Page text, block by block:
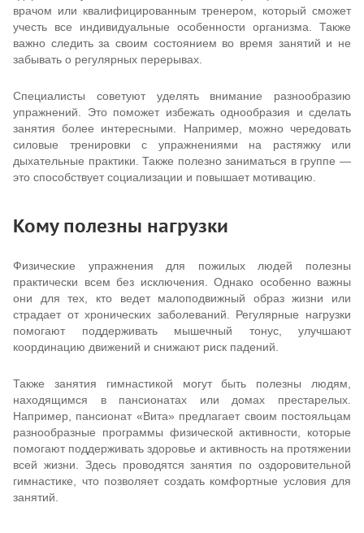
врачом или квалифицированным тренером, который сможет
учесть все индивидуальные особенности организма. Также
важно следить за своим состоянием во время занятий и не
забывать о регулярных перерывах.
Специалисты советуют уделять внимание разнообразию
упражнений. Это поможет избежать однообразия и сделать
занятия более интересными. Например, можно чередовать
силовые тренировки с упражнениями на растяжку или
дыхательные практики. Также полезно заниматься в группе —
это способствует социализации и повышает мотивацию.
Кому полезны нагрузки
Физические упражнения для пожилых людей полезны
практически всем без исключения. Однако особенно важны
они для тех, кто ведет малоподвижный образ жизни или
страдает от хронических заболеваний. Регулярные нагрузки
помогают поддерживать мышечный тонус, улучшают
координацию движений и снижают риск падений.
Также занятия гимнастикой могут быть полезны людям,
находящимся в пансионатах или домах престарелых.
Например, пансионат «Вита» предлагает своим постояльцам
разнообразные программы физической активности, которые
помогают поддерживать здоровье и активность на протяжении
всей жизни. Здесь проводятся занятия по оздоровительной
гимнастике, что позволяет создать комфортные условия для
занятий.